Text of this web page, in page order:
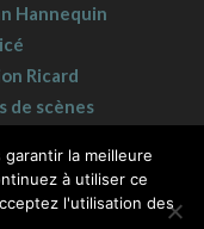
Hannequin
Ricard
de scènes
la meilleure
à utiliser ce
l'utilisation des